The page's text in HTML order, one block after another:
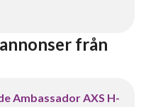
från
Ambassador AXS H-